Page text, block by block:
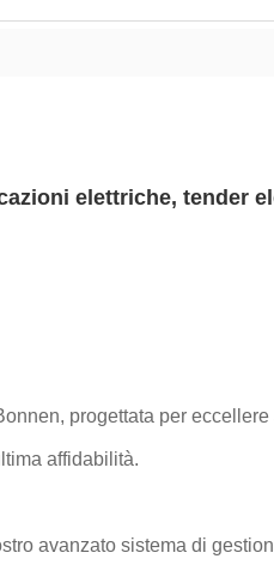
elettriche, tender
progettata per
affidabilità.
avanzato sistema di